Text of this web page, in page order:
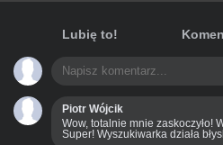
Lubię to!
Piotr Wójcik
Wow, totalnie mnie zaskoczyło!
Super! Wyszukiwarka działa